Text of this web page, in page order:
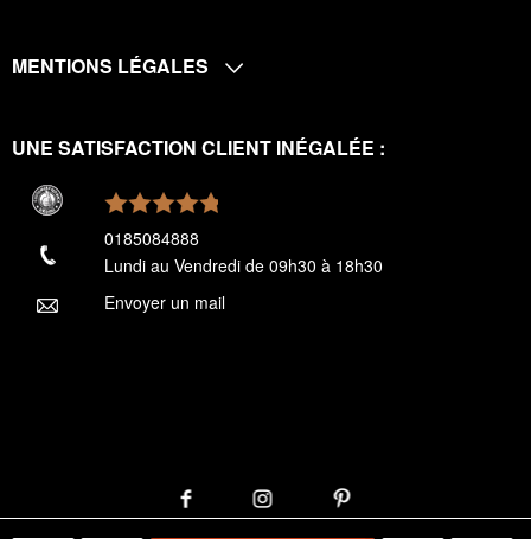
MENTIONS LÉGALES
UNE SATISFACTION CLIENT INÉGALÉE :
0185084888
Lundi au Vendredi de 09h30 à 18h30
Envoyer un mail